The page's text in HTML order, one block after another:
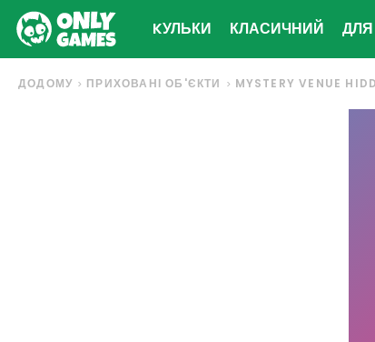
KУЛЬКИ КЛАСИЧНИЙ ДЛЯ
ДОДОМУ ПРИХОВАНІ ОБ'ЄКТИ MYSTERY VENUE